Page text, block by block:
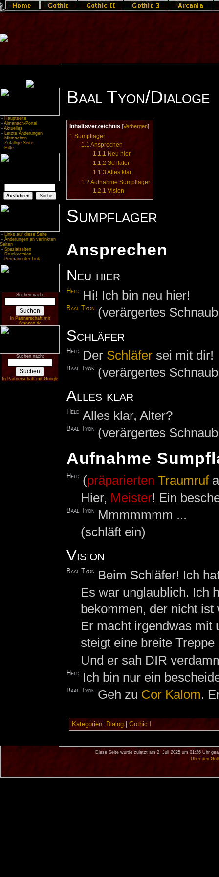
- Hauptseite
- Almanach-Portal
- Aktuelles
- Letzte Änderungen
- Mitmachen
- Zufällige Seite
- Hilfe
- Links auf diese Seite
- Änderungen an verlinkten
Seiten
- Spezialseiten
- Druckversion
- Permanenter Link
Suchen nach:
In Partnerschaft mit
Amazon.de
Suchen nach:
In Partnerschaft mit Google
Baal Tyon/Dialoge
Inhaltsverzeichnis [Verbergen]
1 Sumpflager
1.1 Ansprechen
1.1.1 Neu hier
1.1.2 Schläfer
1.1.3 Alles klar
1.2 Aufnahme Sumpflager
1.2.1 Vision
Sumpflager
Ansprechen
Neu hier
Held Hi! Ich bin neu hier!
Baal Tyon (verärgertes
Schläfer
Held Der Schläfer sei mit dir!
Baal Tyon (verärgertes
Alles klar
Held Alles klar, Alter?
Baal Tyon (verärgertes
Aufnahme
Held (präparierten Traumruf
Hier, Meister! Ein
Baal Tyon
Mmmmmmm ...
(schläft ein)
Vision
Baal Tyon
Beim Schläfer! Ich
Es war unglaublich. Ich
bekommen, der nicht
Er macht irgendwas mit
steigt eine breite
Und er sah DIR
Held Ich bin nur ein
Baal Tyon Geh zu Cor Kalom.
Kategorien: Dialog| Gothic I
Diese Seite wurde zuletzt am 2. Juli 2025 um 01:26 Uhr
Über den